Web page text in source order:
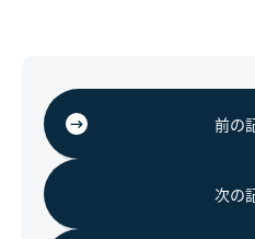
前の
次の